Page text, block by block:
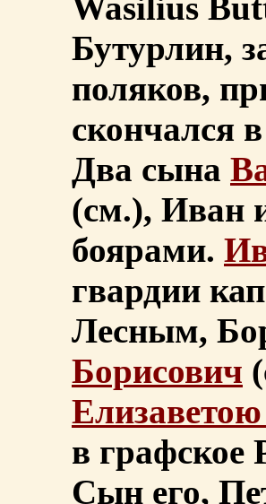
Wasilius
Бутурлин,
поляков,
скончался
Два сына
(см.), Иван
боярами.
гвардии
Лесным,
Борисович
в графское
Сын его,